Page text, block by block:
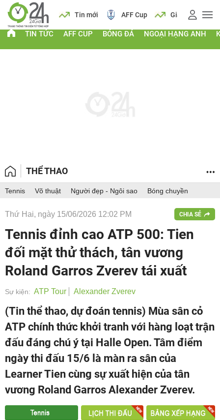
Lịch Tin mới AFF Cup Giá vàng
TIN TỨC AFF CUP BÓNG ĐÁ NGOẠI HẠNG ANH
THỂ THAO
Tennis Võ thuật Người đẹp - Ngôi sao Bóng chuyền
Thứ Hai, ngày 15/06/2026 12:02 PM CHIA SẺ
Tennis đỉnh cao ATP 500: Tien
đối mặt thử thách, tân vương
Roland Garros Zverev tái xuất
Sự kiện: ATP Tour Alexander Zverev
(Tin thể thao, dự đoán tennis) Mùa sân cỏ
ATP chính thức khởi tranh với hàng loạt trận
đấu đáng chú ý tại Halle Open. Tâm điểm
ngày thi đấu 15/6 là màn ra sân của
Learner Tien cùng sự xuất hiện của tân
vương Roland Garros Alexander Zverev.